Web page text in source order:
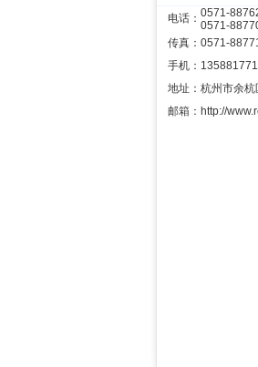
电话： 0571-
0571-
传真： 0571-
手机：
地址： 杭州市余杭
邮箱： http://